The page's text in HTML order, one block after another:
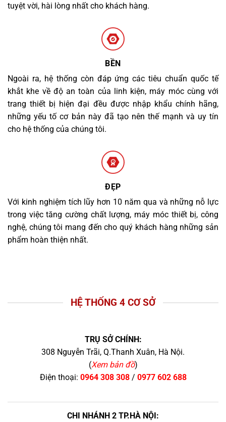
tuyệt vời, hài lòng nhất cho khách hàng.
BỀN
Ngoài ra, hệ thống còn đáp ứng các tiêu chuẩn quốc tế
khắt khe về độ an toàn của linh kiện, máy móc cùng với
trang thiết bị hiện đại đều được nhập khẩu chính hãng,
những yếu tố cơ bản này đã tạo nên thế mạnh và uy tín
cho hệ thống của chúng tôi.
ĐẸP
Với kinh nghiệm tích lũy hơn 10 năm qua và những nỗ lực
trong việc tăng cường chất lượng, máy móc thiết bị, công
nghệ, chúng tôi mang đến cho quý khách hàng những sản
phẩm hoàn thiện nhất.
HỆ THỐNG 4 CƠ SỞ
TRỤ SỞ CHÍNH:
308 Nguyễn Trãi, Q.Thanh Xuân, Hà Nội.
(Xem bản đồ)
Điện thoại: 0964 308 308/ 0977 602 688
CHI NHÁNH 2 TP.HÀ NỘI: